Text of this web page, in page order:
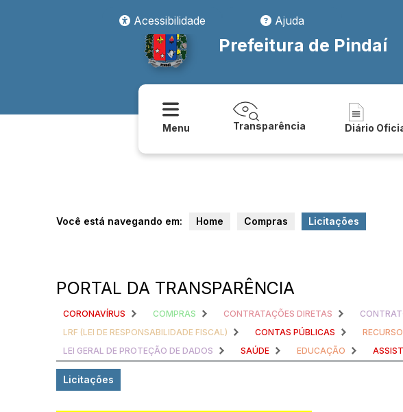
Acessibilidade
Ajuda
Prefeitura de Pindaí
Menu Transparência Diário
Você está navegando em: Home Compras Licitações
PORTAL DA TRANSPARÊNCIA
CORONAVÍRUS COMPRAS CONTRATAÇÕES DIRETAS
LRF (LEI DE RESPONSABILIDADE FISCAL)
CONTAS PÚBLICAS
LEI GERAL DE PROTEÇÃO DE DADOS
SAÚDE EDUCAÇÃO
Licitações